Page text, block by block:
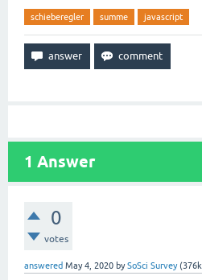
schieberegler summe javascript
1 Answer
0
votes
answered May 4, 2020 bySoSci Survey (376k